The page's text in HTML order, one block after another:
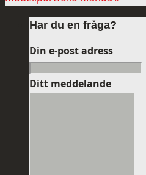
Har du en fråga?
Din e-post adress
Ditt meddelande